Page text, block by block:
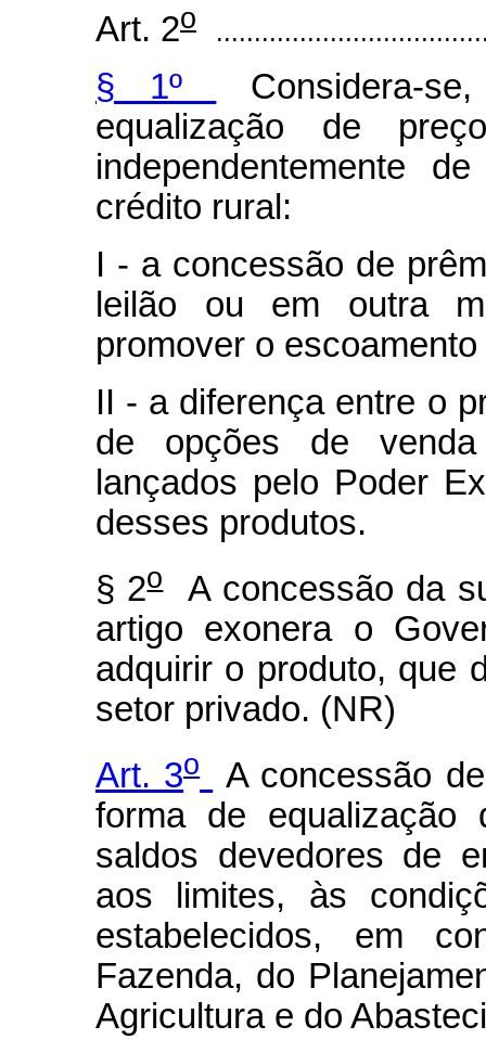
Art. 2o
§ 1º
Considera-
equalização de
independentemente
crédito rural:
I - a concessão de
leilão ou em outra
promover o
II - a diferença entre o
de opções de venda
lançados pelo Poder
desses produtos.
§ 2oA concessão da
artigo exonera o
adquirir o produto, que
setor privado. (NR)
Art. 3o
A concessão
forma de
saldos devedores de
aos limites, às
estabelecidos, em
Fazenda, do
Agricultura e do